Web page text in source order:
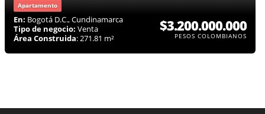
Apartamento
En: Bogotá D.C., Cundinamarca
Tipo de negocio: Venta
Área Construida: 271.81 m²
$3.200.000.000
PESOS COLOMBIANOS